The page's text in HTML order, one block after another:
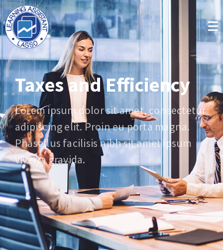
Taxes and Efficiency
Lorem ipsum dolor sit amet, consectetur
adipiscing elit. Proin eu porta magna.
Phasellus facilisis nibh sit amet ipsum
viverra gravida.